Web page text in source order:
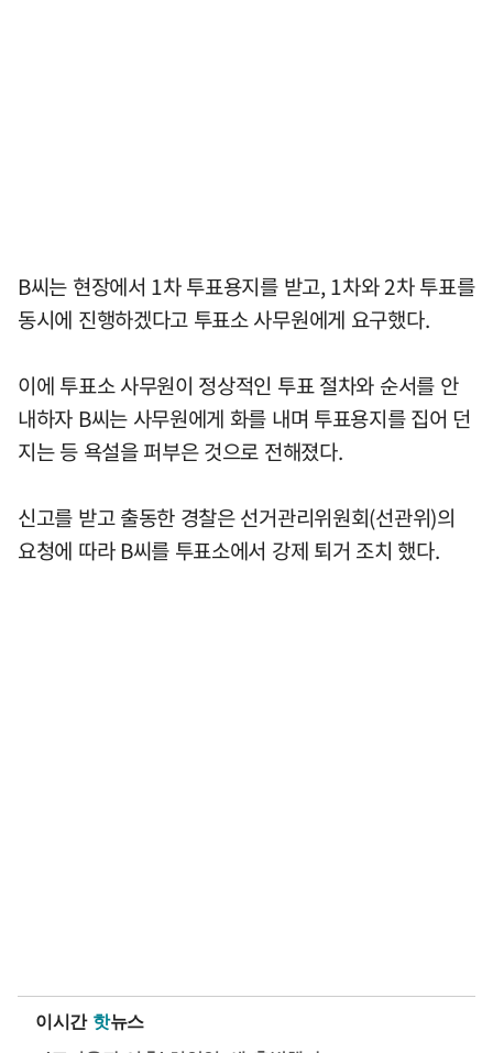
B씨는 현장에서 1차 투표용지를 받고, 1차와 2차 투표를
동시에 진행하겠다고 투표소 사무원에게 요구했다.
이에 투표소 사무원이 정상적인 투표 절차와 순서를 안
내하자 B씨는 사무원에게 화를 내며 투표용지를 집어 던
지는 등 욕설을 퍼부은 것으로 전해졌다.
신고를 받고 출동한 경찰은 선거관리위원회(선관위)의
요청에 따라 B씨를 투표소에서 강제 퇴거 조치 했다.
이시간 핫뉴스